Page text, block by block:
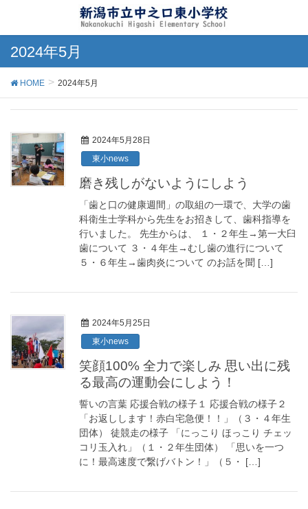
2024年5月
HOME 2024年5月
2024年5月28日
東小news
磨き残しがないようにしよう
「歯と口の健康週間」の取組の一環で、大学の歯
科衛生士学科から先生をお招きして、歯科指導を
行いました。 先生からは、 １・２年生→第一大臼
歯について ３・４年生→むし歯の進行について
５・６年生→歯肉炎について のお話を聞 […]
2024年5月25日
東小news
笑顔100% 全力で楽しみ 思い出に残
る最高の運動会にしよう！
誓いの言葉 応援合戦の様子１ 応援合戦の様子２
「お返しします！赤白宅急便！！」（３・４年生
団体） 徒競走の様子 「にっこり ほっこり チェッ
コリ玉入れ」（１・２年生団体） 「思いを一つ
に！最高速度で繋げバトン！」（５・ […]